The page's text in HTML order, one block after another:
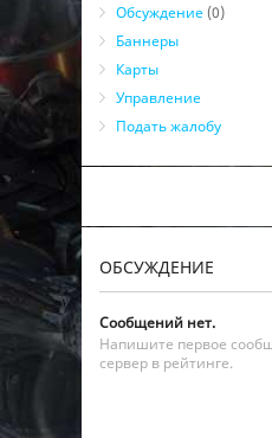
Обсуждение (0)
Баннеры
Карты
Управление
Подать жалобу
ОБСУЖДЕНИЕ
Сообщений нет.
Напишите первое
сервер в рейтинге.